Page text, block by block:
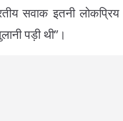
सवाक इतनी
पड़ी थी”।